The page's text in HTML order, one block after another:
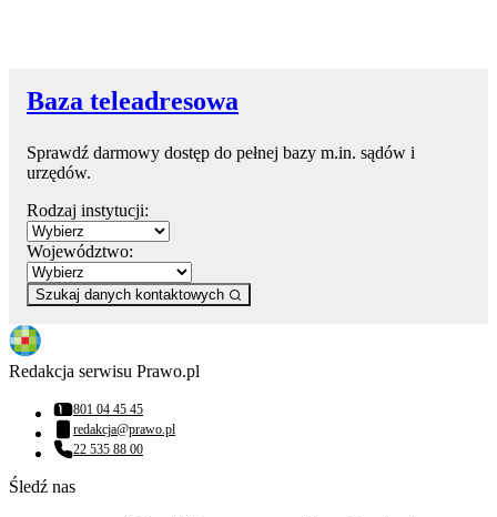
Baza teleadresowa
Sprawdź darmowy dostęp do pełnej bazy m.in. sądów i
urzędów.
Rodzaj instytucji:
Województwo:
Szukaj danych kontaktowych
Redakcja serwisu Prawo.pl
Numer telefonu:
801 04 45 45
Adres email:
redakcja@prawo.pl
Numer telefonu:
22 535 88 00
Śledź nas